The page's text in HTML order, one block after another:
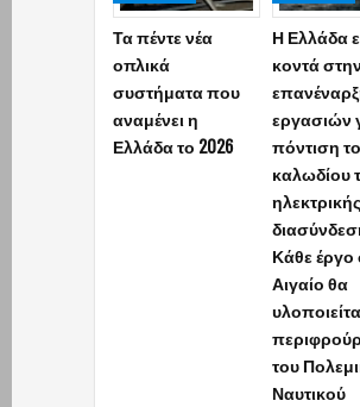
Τα πέντε νέα
οπλικά
συστήματα που
αναμένει η
Ελλάδα το 2026
Η Ελλάδα
κοντά
εργασιών
πόντιση
καλωδίου
ηλεκτρικής
Κάθε έργο
Αιγαίο θα
του
Ναυτικού